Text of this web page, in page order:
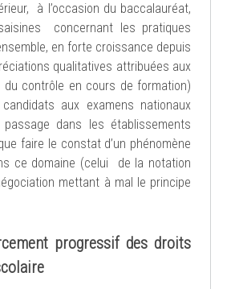
à l’occasion du baccalauréat,
concernant les pratiques
en forte croissance depuis
qualitatives attribuées aux
contrôle en cours de formation)
aux examens nationaux
dans les établissements
faire le constat d’un phénomène
ce domaine (celui de la notation
mettant à mal le principe
progressif des droits